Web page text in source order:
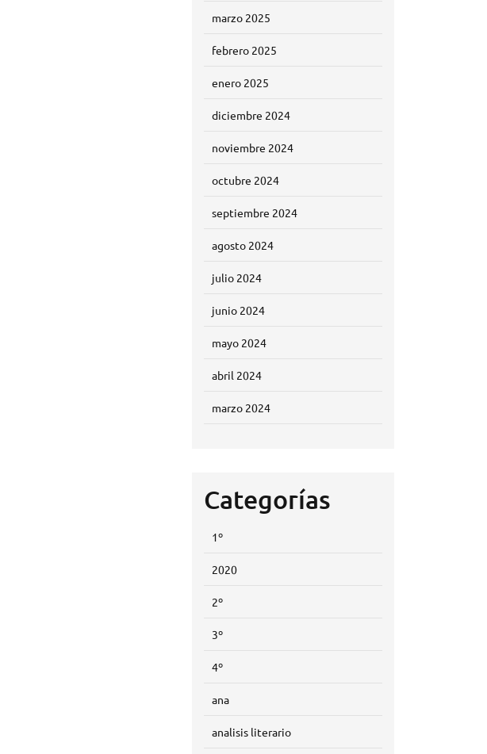
marzo 2025
febrero 2025
enero 2025
diciembre 2024
noviembre 2024
octubre 2024
septiembre 2024
agosto 2024
julio 2024
junio 2024
mayo 2024
abril 2024
marzo 2024
Categorías
1º
2020
2º
3º
4º
ana
analisis literario